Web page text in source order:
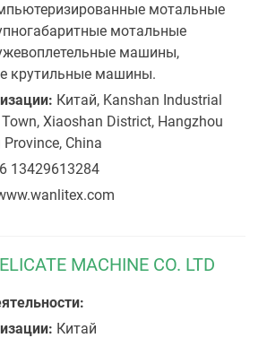
мотальные
мотальные
машины,
крутильные машины.
Китай, Kanshan Industrial
Xiaoshan District, Hangzhou
China
13429613284
MACHINE CO. LTD
Китай